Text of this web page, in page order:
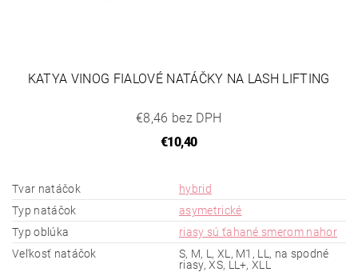
KATYA VINOG FIALOVÉ NATÁČKY NA LASH LIFTING
€8,46 bez DPH
€10,40
Tvar natáčok
hybrid
Typ natáčok
asymetrické
Typ oblúka
riasy sú ťahané smerom nahor
Veľkosť natáčok
S, M, L, XL, M1, LL, na spodné
riasy, XS, LL+, XLL